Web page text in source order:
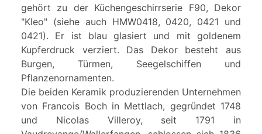
gehört zu der Küchengeschirrserie F90, Dekor
"Kleo" (siehe auch HMW0418, 0420, 0421 und
0421). Er ist blau glasiert und mit goldenem
Kupferdruck verziert. Das Dekor besteht aus
Burgen, Türmen, Seegelschiffen und
Pflanzenornamenten.
Die beiden Keramik produzierenden Unternehmen
von Francois Boch in Mettlach, gegründet 1748
und Nicolas Villeroy, seit 1791 in